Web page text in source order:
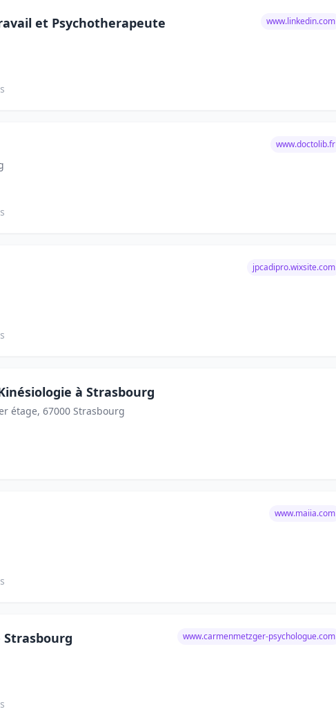
et Psychotherapeute www.linkedin.com
www.doctolib.fr
jpcadipro.wixsite.com
à Strasbourg
étage, 67000 Strasbourg
www.maiia.com
Strasbourg www.carmenmetzger-psychologue.com